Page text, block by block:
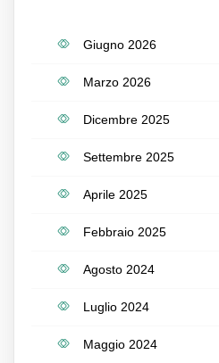
Giugno 2026
Marzo 2026
Dicembre 2025
Settembre 2025
Aprile 2025
Febbraio 2025
Agosto 2024
Luglio 2024
Maggio 2024